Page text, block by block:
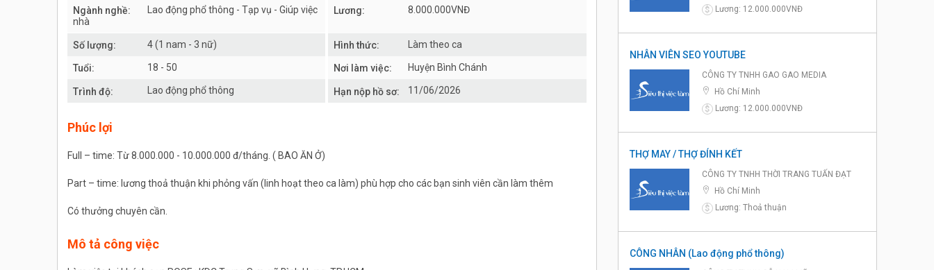
Ngành nghề:
Lao động phổ thông - Tạp vụ - Giúp việc
nhà
Lương: 8.000.000VNĐ
Số lượng: 4 (1 nam - 3 nữ) Hình thức: Làm theo ca
Tuổi: 18 - 50 Nơi làm việc: Huyện Bình Chánh
Trình độ: Lao động phổ thông Hạn nộp hồ sơ: 11/06/2026
Phúc lợi
Full – time: Từ 8.000.000 - 10.000.000 đ/tháng. ( BAO ĂN Ở)
Part – time: lương thoả thuận khi phỏng vấn (linh hoạt theo ca làm) phù hợp cho các bạn sinh viên cần làm thêm
Có thưởng chuyên cần.
Mô tả công việc
$
Lương: 12.000.000VNĐ
NHÂN VIÊN SEO YOUTUBE
CÔNG TY TNHH GAO GAO MEDIA
Hồ Chí Minh
$
Lương: 12.000.000VNĐ
THỢ MAY / THỢ ĐÍNH KẾT
CÔNG TY TNHH THỜI TRANG TUẤN ĐẠT
Hồ Chí Minh
$
Lương: Thoả thuận
CÔNG NHÂN (Lao động phổ thông)